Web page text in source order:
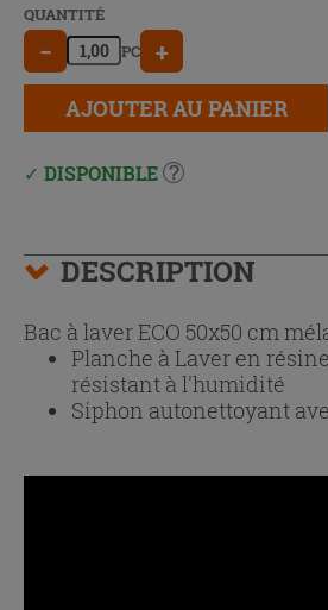
QUANTITÉ
− PC +
AJOUTER AU PANIER
DISPONIBLE
DESCRIPTION
Bac à laver ECO 50x50 cm
Planche à Laver en
résistant à l'humidité
Siphon autonettoyant